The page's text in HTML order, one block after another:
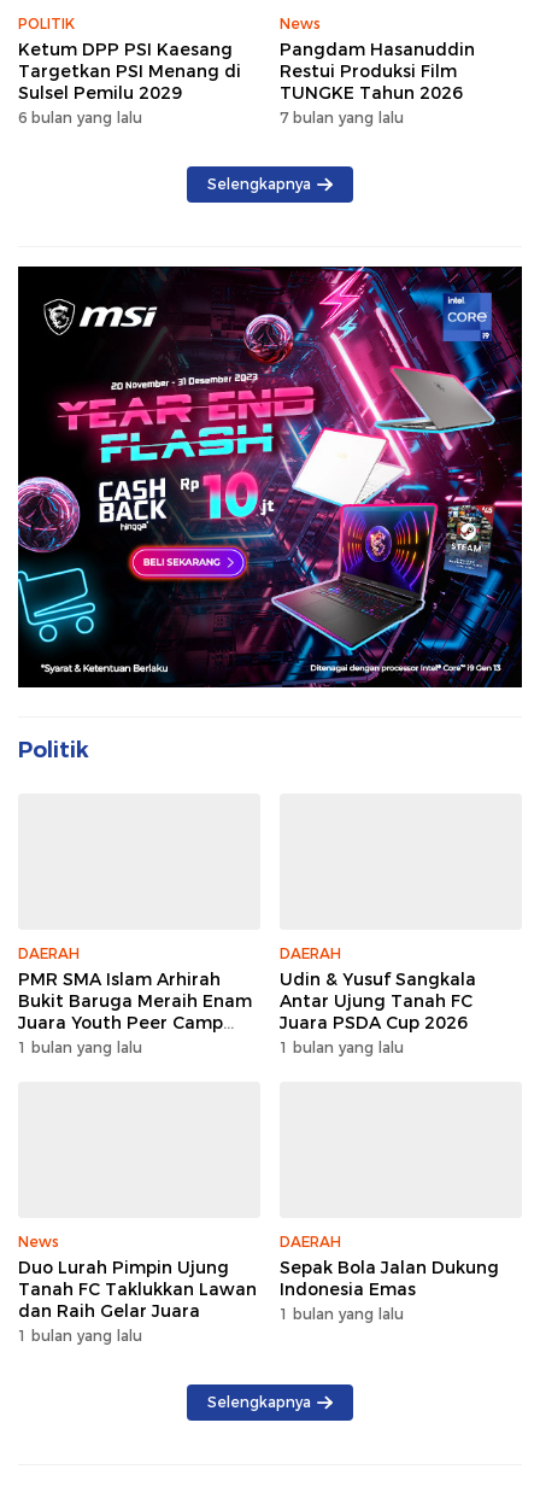
POLITIK
Ketum DPP PSI Kaesang
Targetkan PSI Menang di
Sulsel Pemilu 2029
6 bulan yang lalu
News
Pangdam Hasanuddin
Restui Produksi Film
TUNGKE Tahun 2026
7 bulan yang lalu
Selengkapnya
Politik
DAERAH
PMR SMA Islam Arhirah
Bukit Baruga Meraih Enam
Juara Youth Peer Camp
2026
1 bulan yang lalu
DAERAH
Udin & Yusuf Sangkala
Antar Ujung Tanah FC
Juara PSDA Cup 2026
1 bulan yang lalu
News
Duo Lurah Pimpin Ujung
Tanah FC Taklukkan Lawan
dan Raih Gelar Juara
1 bulan yang lalu
DAERAH
Sepak Bola Jalan Dukung
Indonesia Emas
1 bulan yang lalu
Selengkapnya